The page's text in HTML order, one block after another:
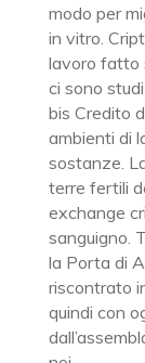
modo per
in vitro.
lavoro fatto
ci sono
bis Credito
ambienti di
sostanze.
terre fertili
exchange
sanguigno.
la Porta di
riscontrato
quindi con